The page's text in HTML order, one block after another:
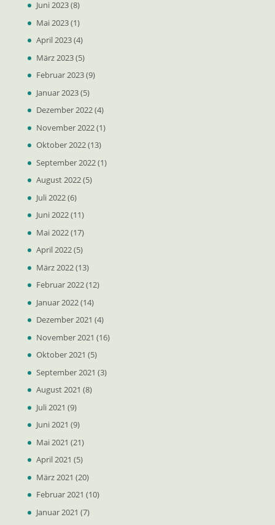
Juni 2023(8)
Mai 2023(1)
April 2023(4)
März 2023(5)
Februar 2023(9)
Januar 2023(5)
Dezember 2022(4)
November 2022(1)
Oktober 2022(13)
September 2022(1)
August 2022(5)
Juli 2022(6)
Juni 2022(11)
Mai 2022(17)
April 2022(5)
März 2022(13)
Februar 2022(12)
Januar 2022(14)
Dezember 2021 (4)
November 2021 (16)
Oktober 2021 (5)
September 2021 (3)
August 2021 (8)
Juli 2021 (9)
Juni 2021 (9)
Mai 2021 (21)
April 2021 (5)
März 2021 (20)
Februar 2021 (10)
Januar 2021 (7)